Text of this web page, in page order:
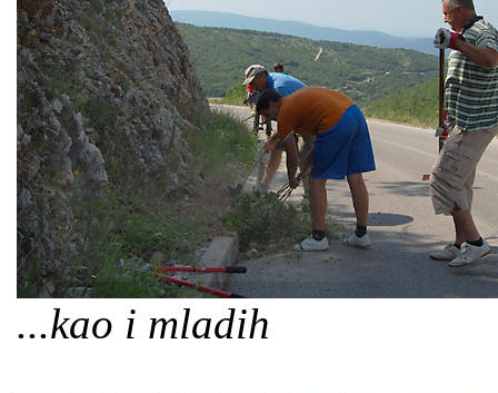
...kao i mladih